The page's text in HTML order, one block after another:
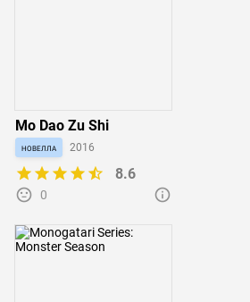
Mo Dao Zu Shi
новелла 2016
8.6
0